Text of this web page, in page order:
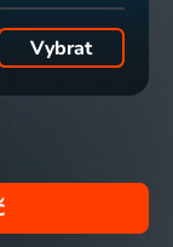
Vybrat